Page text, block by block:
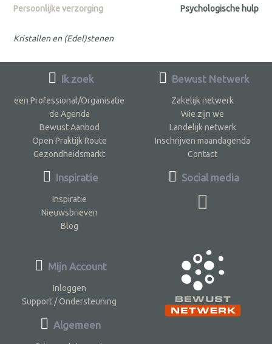
Persoonlijke verzorging Psychologische hulp
Kristallen en (Edel)stenen
Ik zoek
een Professional/Organisatie
de Agenda
Bewust Aanbod
Open Praktijk Route
Gezondheidsmarkt
Inspiratie
Inspiratie
Nieuwsbrieven
Blog
Bewust Netwerk
Zakelijk netwerk
Wie zijn we
Landelijk netwerk
Inschrijven maandagenda
Contact
Social media
Mijn Account
Inloggen
Support / Ondersteuning
Algemeen